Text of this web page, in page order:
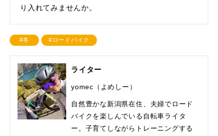
り入れてみませんか。
#冬 #ロードバイク
ライター
yomec（よめしー）
自然豊かな新潟県在住、夫婦でロード
バイクを楽しんでいる自転車ライタ
ー。子育てしながらトレーニングする